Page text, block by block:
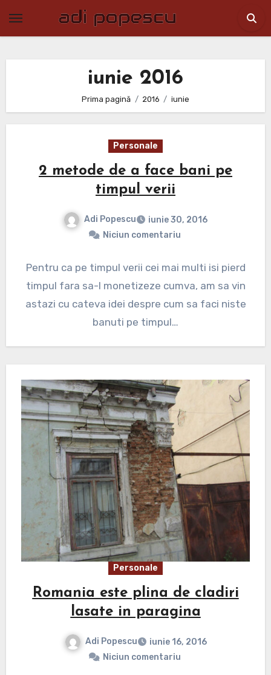
iunie 2016
Prima pagină 2016 iunie
Personale
2 metode de a face bani pe
timpul verii
Adi Popescu
iunie 30, 2016
Niciun comentariu
Pentru ca pe timpul verii cei mai multi isi pierd
timpul fara sa-l monetizeze cumva, am sa vin
astazi cu cateva idei despre cum sa faci niste
banuti pe timpul…
Personale
Romania este plina de cladiri
lasate in paragina
Adi Popescu
iunie 16, 2016
Niciun comentariu